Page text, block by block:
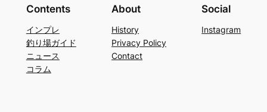
Contents
インプレ
釣り場ガイド
ニュース
コラム
About
History
Privacy Policy
Contact
Social
Instagram